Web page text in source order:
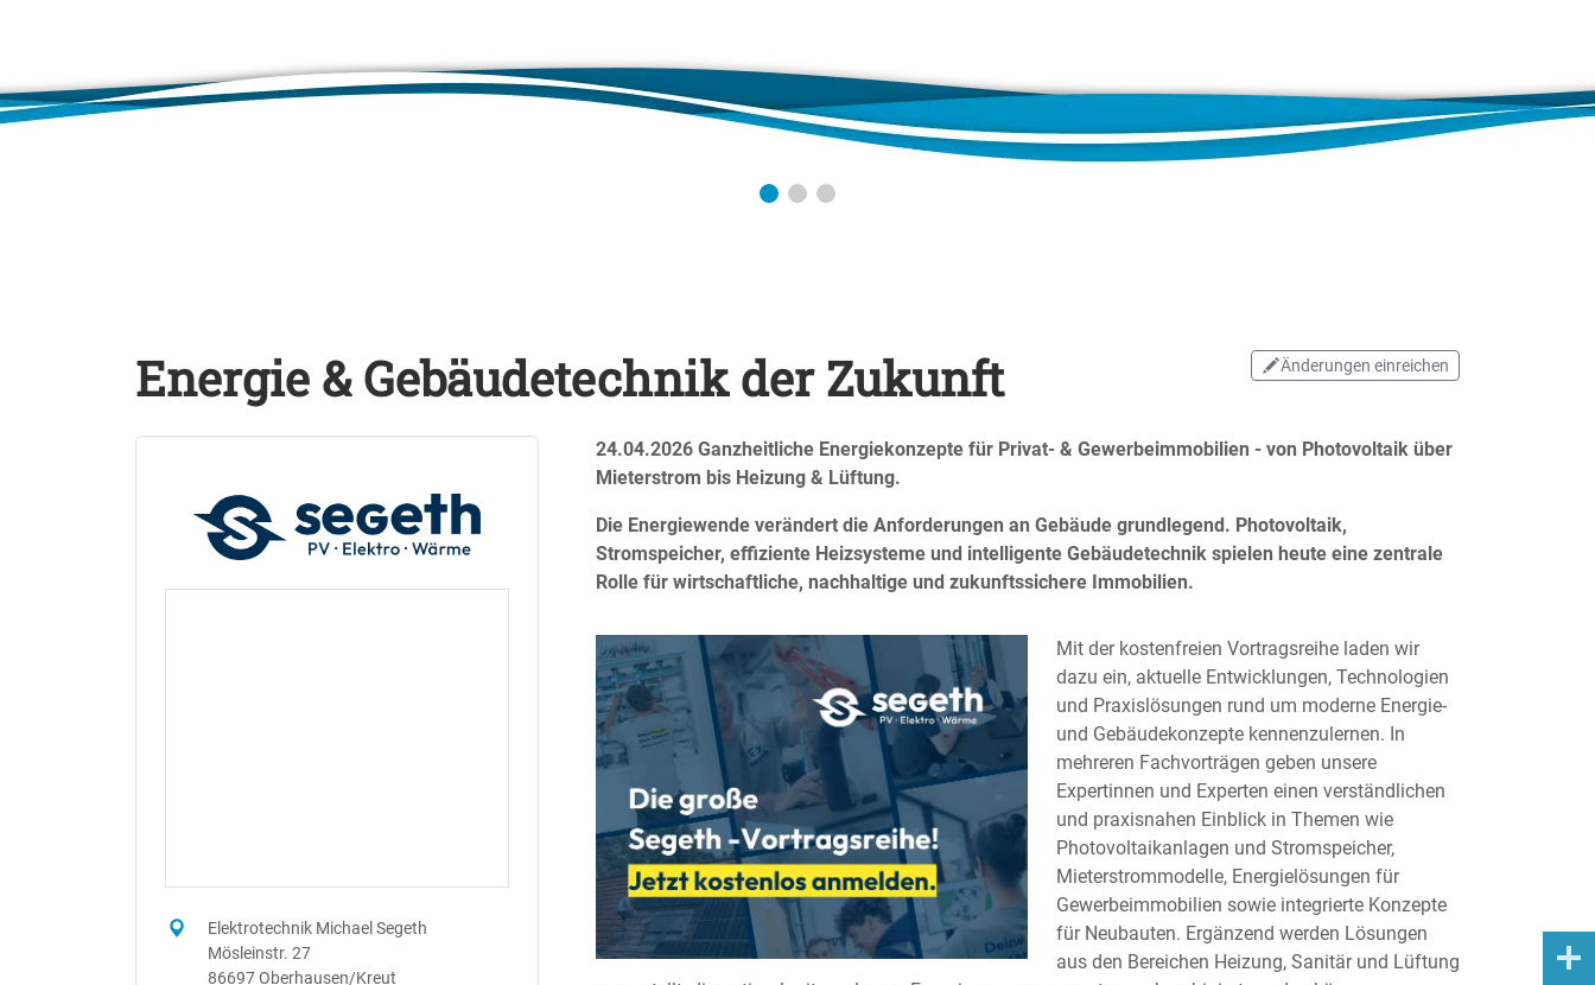
Änderungen einreichen
Energie & Gebäudetechnik der Zukunft
24.04.2026 Ganzheitliche Energiekonzepte für Privat- & Gewerbeimmobilien - von Photovoltaik über
Mieterstrom bis Heizung & Lüftung.
Die Energiewende verändert die Anforderungen an Gebäude grundlegend. Photovoltaik,
Stromspeicher, effiziente Heizsysteme und intelligente Gebäudetechnik spielen heute eine zentrale
Rolle für wirtschaftliche, nachhaltige und zukunftssichere Immobilien.
Mit der kostenfreien Vortragsreihe laden wir
dazu ein, aktuelle Entwicklungen, Technologien
und Praxislösungen rund um moderne Energie-
und Gebäudekonzepte kennenzulernen. In
mehreren Fachvorträgen geben unsere
Expertinnen und Experten einen verständlichen
und praxisnahen Einblick in Themen wie
Photovoltaikanlagen und Stromspeicher,
Mieterstrommodelle, Energielösungen für
Gewerbeimmobilien sowie integrierte Konzepte
für Neubauten. Ergänzend werden Lösungen
aus den Bereichen Heizung, Sanitär und Lüftung
Elektrotechnik Michael Segeth
Mösleinstr. 27
86697 Oberhausen/Kreut